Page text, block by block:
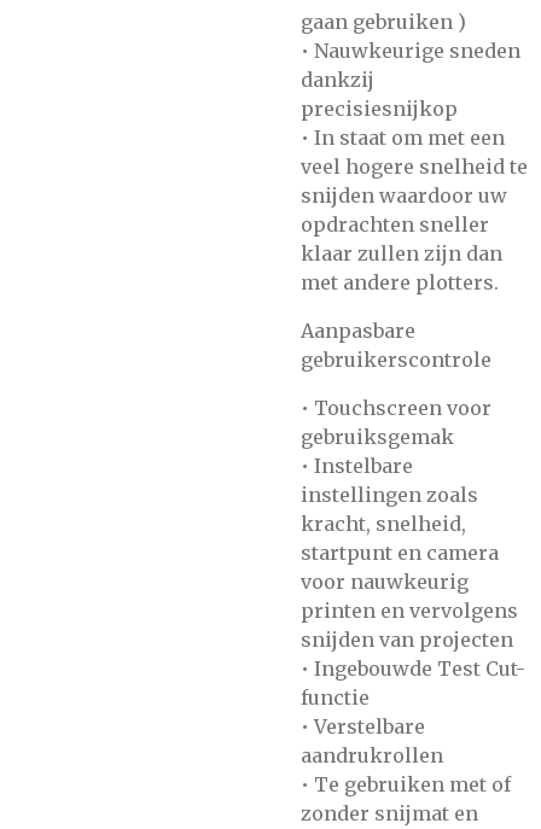
gaan gebruiken )
• Nauwkeurige sneden
dankzij
precisiesnijkop
• In staat om met een
veel hogere snelheid te
snijden waardoor uw
opdrachten sneller
klaar zullen zijn dan
met andere plotters.
Aanpasbare
gebruikerscontrole
• Touchscreen voor
gebruiksgemak
• Instelbare
instellingen zoals
kracht, snelheid,
startpunt en camera
voor nauwkeurig
printen en vervolgens
snijden van projecten
• Ingebouwde Test Cut-
functie
• Verstelbare
aandrukrollen
• Te gebruiken met of
zonder snijmat en